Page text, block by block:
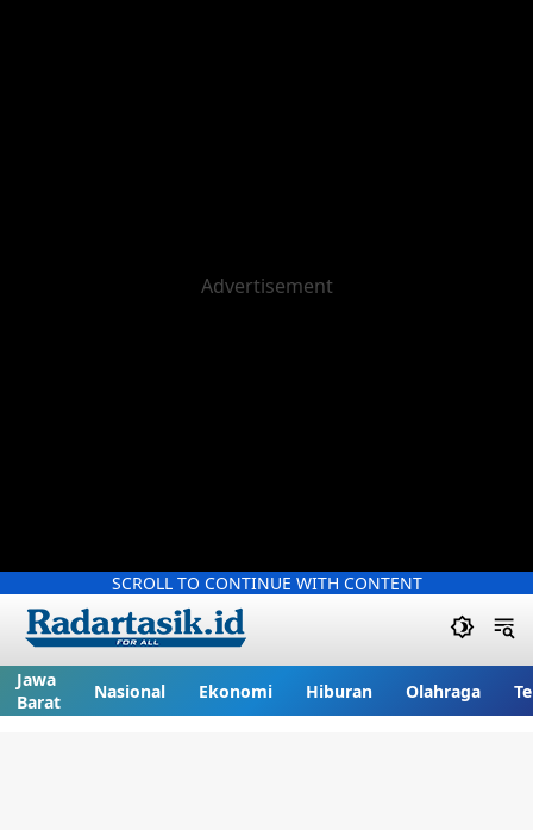
SCROLL TO CONTINUE WITH CONTENT
Jawa
Barat
Nasional Ekonomi Hiburan Olahraga